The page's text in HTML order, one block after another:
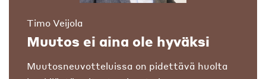
Timo Veijola
Muutos ei aina ole hyväksi
Muutosneuvotteluissa on pidettävä huolta